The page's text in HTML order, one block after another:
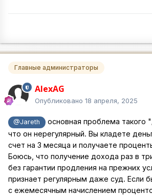
Главные администраторы
AlexAG
Опубликовано 18 апреля, 2025
@Jareth
основная проблема такого
что он нерегулярный. Вы кладете
счет на 3 месяца и получаете
Боюсь, что получение дохода раз в
без гарантии продления на прежних
признает регулярным даже суд. Если
с ежемесячным начислением